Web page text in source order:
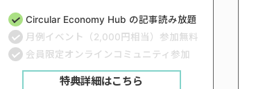
Circular Economy Hub の記事読み放題
月例イベント（2,000円相当）参加無料
会員限定オンラインコミュニティ参加
特典詳細はこちら